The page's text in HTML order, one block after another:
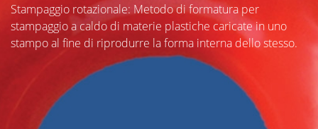
Stampaggio rotazionale: Metodo di formatura per
stampaggio a caldo di materie plastiche caricate in uno
stampo al fine di riprodurre la forma interna dello stesso.